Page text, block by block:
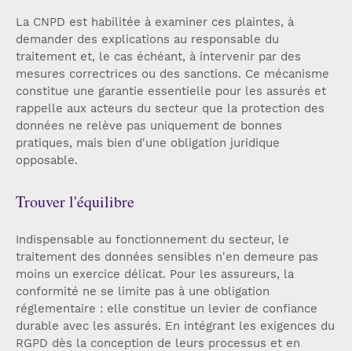
La CNPD est habilitée à examiner ces plaintes, à
demander des explications au responsable du
traitement et, le cas échéant, à intervenir par des
mesures correctrices ou des sanctions. Ce mécanisme
constitue une garantie essentielle pour les assurés et
rappelle aux acteurs du secteur que la protection des
données ne relève pas uniquement de bonnes
pratiques, mais bien d'une obligation juridique
opposable.
Trouver l'équilibre
Indispensable au fonctionnement du secteur, le
traitement des données sensibles n'en demeure pas
moins un exercice délicat. Pour les assureurs, la
conformité ne se limite pas à une obligation
réglementaire : elle constitue un levier de confiance
durable avec les assurés. En intégrant les exigences du
RGPD dès la conception de leurs processus et en